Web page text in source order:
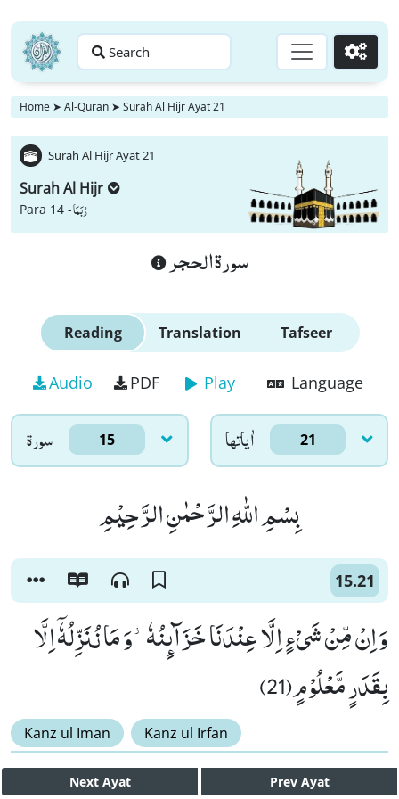
Search Go
Home ➤ Al-Quran ➤ Surah Al Hijr Ayat 21
Surah Al Hijr Ayat 21
Surah Al Hijr
Para 14 -رُبَمَا
سورة الحجر
Reading Translation Tafseer
Audio PDF Play Language
سورۃ 15 اٰياتها 21
بِسْمِ اللّٰهِ الرَّحْمٰنِ الرَّحِیْمِ
15.21
وَ اِنْ مِّنْ شَیْءٍ اِلَّا عِنْدَنَا خَزَآىٕنُهٗ٘-وَ مَا نُنَزِّلُهٗۤ اِلَّا
بِقَدَرٍ مَّعْلُوْمٍ(21)
Kanz ul Iman Kanz ul Irfan
Next Ayat Prev Ayat